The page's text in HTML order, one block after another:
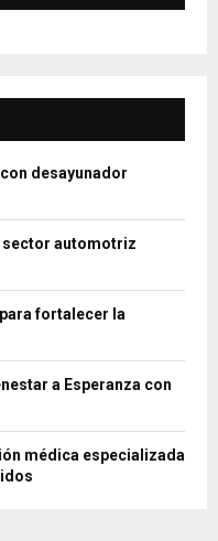
desayunador
sector automotriz
fortalecer la
a Esperanza con
médica especializada